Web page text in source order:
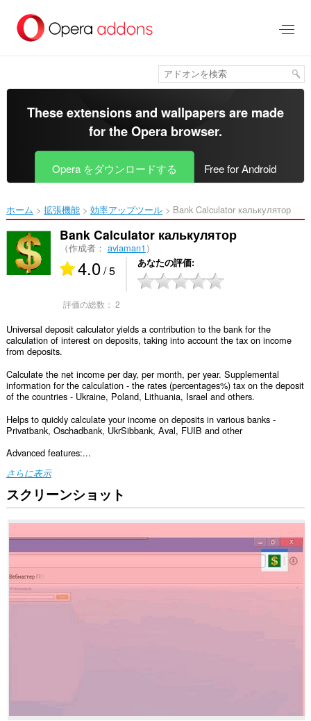
メ
ツ
移
動
These extensions and wallpapers are made
for theOpera browser.
Opera をダウンロードする Free for Android
ホーム 拡張機能 効率アップツール Bank Calculator калькулятор‎
Bank Calculator калькулятор
（作成者： aviaman1 ）
4.0/ 5 あなたの評価
評価の総数： 2
Universal deposit calculator yields a contribution to the bank for the
calculation of interest on deposits, taking into account the tax on income
from deposits.
Calculate the net income per day, per month, per year. Supplemental
information for the calculation - the rates (percentages%) tax on the deposit
of the countries - Ukraine, Poland, Lithuania, Israel and others.
Helps to quickly calculate your income on deposits in various banks -
Privatbank, Oschadbank, UkrSibbank, Aval, FUIB and other
Advanced features:...
さらに表示
スクリーンショット